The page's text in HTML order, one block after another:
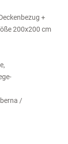
+
200x200 cm
/